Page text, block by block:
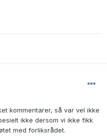
kommentarer, så var vel ikke
ikke dersom vi ikke fikk
med forliksrådet.